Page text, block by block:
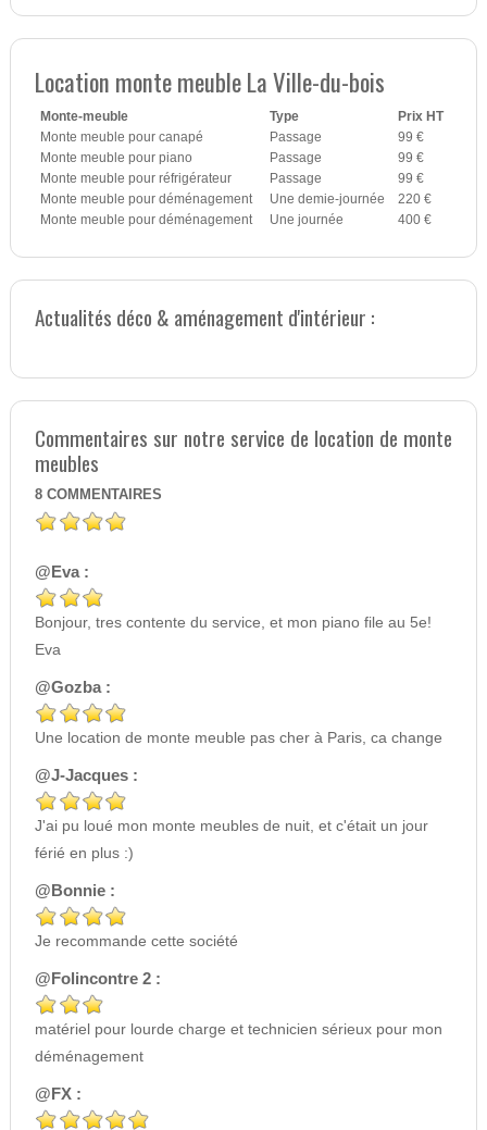
Location monte meuble La Ville-du-bois
Monte-meuble Type
Prix HT
Monte meuble pour canapé
Passage
99 €
Monte meuble pour piano
Passage
99 €
Monte meuble pour réfrigérateur
Passage
99 €
Monte meuble pour déménagement
Une demie-journée
220 €
Monte meuble pour déménagement
Une journée 400 €
Actualités déco & aménagement d'intérieur :
Commentaires sur notre service de location de monte
meubles
8 COMMENTAIRES
@Eva :
Bonjour, tres contente du service, et mon piano file au 5e!
Eva
@Gozba :
Une location de monte meuble pas cher à Paris, ca change
@J-Jacques :
J'ai pu loué mon monte meubles de nuit, et c'était un jour
férié en plus :)
@Bonnie :
Je recommande cette société
@Folincontre 2 :
matériel pour lourde charge et technicien sérieux pour mon
déménagement
@FX :